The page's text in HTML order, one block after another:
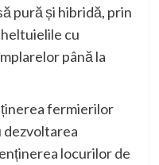
pură și hibridă, prin
cu
până la
fermierilor
dezvoltarea
locurilor de